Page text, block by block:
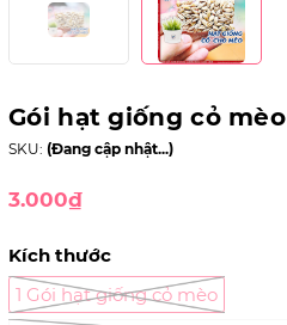
Gói hạt giống cỏ mèo
SKU: (Đang cập nhật...)
3.000₫
Kích thước
1 Gói hạt giống cỏ mèo